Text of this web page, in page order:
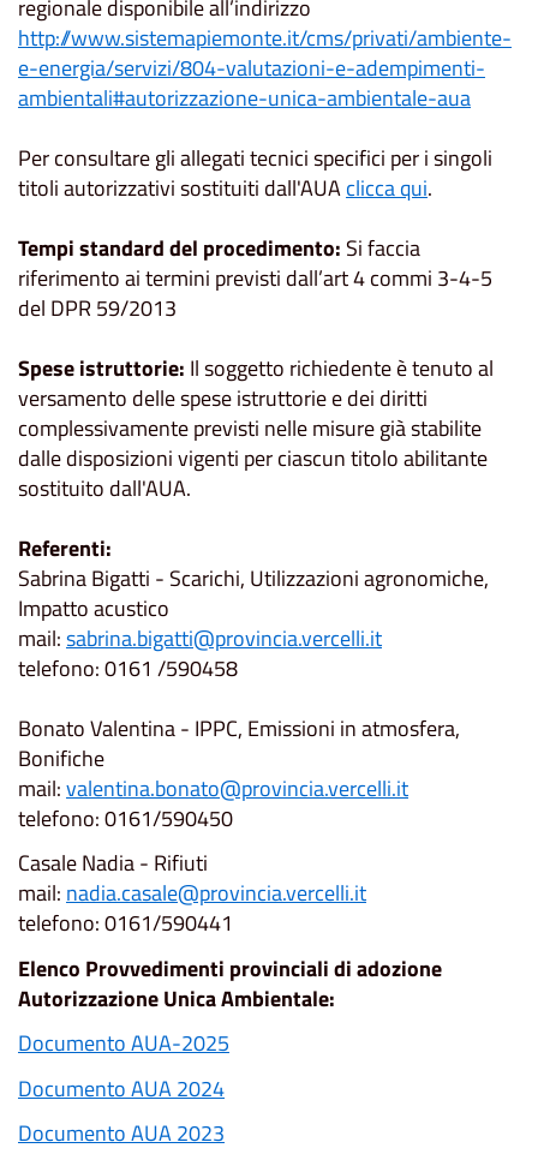
regionale disponibile all’indirizzo
http://www.sistemapiemonte.it/cms/privati/ambiente-
e-energia/servizi/804-valutazioni-e-adempimenti-
ambientali#autorizzazione-unica-ambientale-aua
Per consultare gli allegati tecnici specifici per i singoli
titoli autorizzativi sostituiti dall'AUAclicca qui.
Tempi standard del procedimento: Si faccia
riferimento ai termini previsti dall’art 4 commi 3-4-5
del DPR 59/2013
Spese istruttorie: Il soggetto richiedente è tenuto al
versamento delle spese istruttorie e dei diritti
complessivamente previsti nelle misure già stabilite
dalle disposizioni vigenti per ciascun titolo abilitante
sostituito dall'AUA.
Referenti:
Sabrina Bigatti - Scarichi, Utilizzazioni agronomiche,
Impatto acustico
mail:sabrina.bigatti@provincia.vercelli.it
telefono: 0161 /590458
Bonato Valentina - IPPC, Emissioni in atmosfera,
Bonifiche
mail:valentina.bonato@provincia.vercelli.it
telefono: 0161/590450
Casale Nadia - Rifiuti
mail:nadia.casale@provincia.vercelli.it
telefono: 0161/590441
Elenco Provvedimenti provinciali di adozione
Autorizzazione Unica Ambientale:
Documento AUA-2025
Documento AUA 2024
Documento AUA 2023